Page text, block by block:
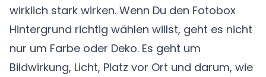
wirklich stark wirken. Wenn Du den Fotobox
Hintergrund richtig wählen willst, geht es nicht
nur um Farbe oder Deko. Es geht um
Bildwirkung, Licht, Platz vor Ort und darum, wie